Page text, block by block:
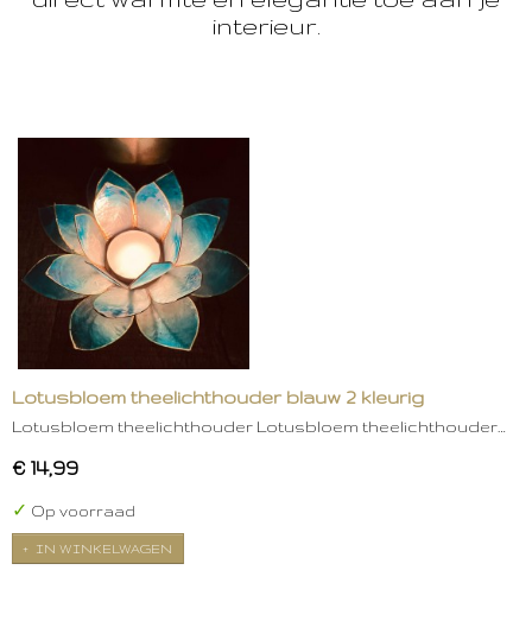
interieur.
Lotusbloem theelichthouder blauw 2 kleurig
Lotusbloem theelichthouder Lotusbloem theelichthouder…
€ 14,99
✓ Op voorraad
IN WINKELWAGEN